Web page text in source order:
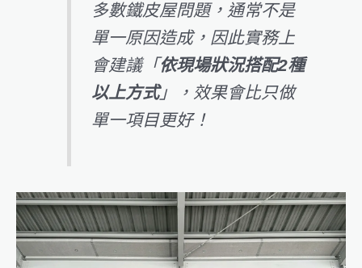
多數鐵皮屋問題，通常不是
單一原因造成，因此實務上
會建議「 依現場狀況搭配2種
以上方式」，效果會比只做
單一項目更好！